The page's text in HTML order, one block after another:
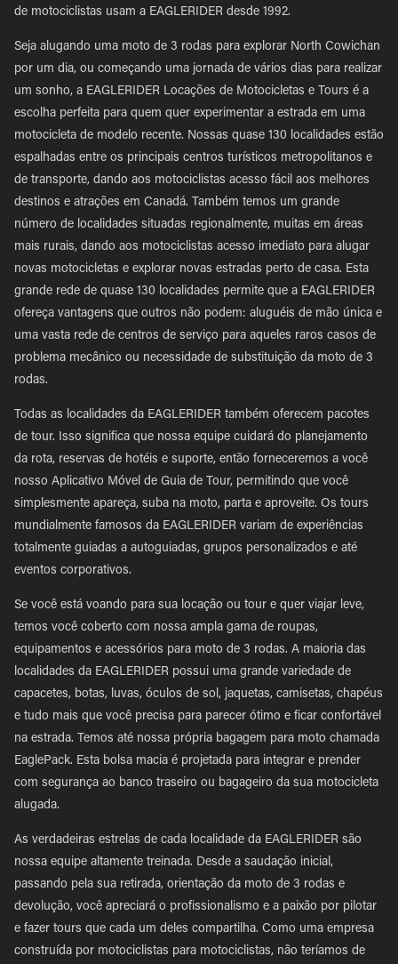
de motociclistas usam a EAGLERIDER desde 1992.
Seja alugando uma moto de 3 rodas para explorar North Cowichan
por um dia, ou começando uma jornada de vários dias para realizar
um sonho, a EAGLERIDER Locações de Motocicletas e Tours é a
escolha perfeita para quem quer experimentar a estrada em uma
motocicleta de modelo recente. Nossas quase 130 localidades estão
espalhadas entre os principais centros turísticos metropolitanos e
de transporte, dando aos motociclistas acesso fácil aos melhores
destinos e atrações em Canadá. Também temos um grande
número de localidades situadas regionalmente, muitas em áreas
mais rurais, dando aos motociclistas acesso imediato para alugar
novas motocicletas e explorar novas estradas perto de casa. Esta
grande rede de quase 130 localidades permite que a EAGLERIDER
ofereça vantagens que outros não podem: aluguéis de mão única e
uma vasta rede de centros de serviço para aqueles raros casos de
problema mecânico ou necessidade de substituição da moto de 3
rodas.
Todas as localidades da EAGLERIDER também oferecem pacotes
de tour. Isso significa que nossa equipe cuidará do planejamento
da rota, reservas de hotéis e suporte, então forneceremos a você
nosso Aplicativo Móvel de Guia de Tour, permitindo que você
simplesmente apareça, suba na moto, parta e aproveite. Os tours
mundialmente famosos da EAGLERIDER variam de experiências
totalmente guiadas a autoguiadas, grupos personalizados e até
eventos corporativos.
Se você está voando para sua locação ou tour e quer viajar leve,
temos você coberto com nossa ampla gama de roupas,
equipamentos e acessórios para moto de 3 rodas. A maioria das
localidades da EAGLERIDER possui uma grande variedade de
capacetes, botas, luvas, óculos de sol, jaquetas, camisetas, chapéus
e tudo mais que você precisa para parecer ótimo e ficar confortável
na estrada. Temos até nossa própria bagagem para moto chamada
EaglePack. Esta bolsa macia é projetada para integrar e prender
com segurança ao banco traseiro ou bagageiro da sua motocicleta
alugada.
As verdadeiras estrelas de cada localidade da EAGLERIDER são
nossa equipe altamente treinada. Desde a saudação inicial,
passando pela sua retirada, orientação da moto de 3 rodas e
devolução, você apreciará o profissionalismo e a paixão por pilotar
e fazer tours que cada um deles compartilha. Como uma empresa
construída por motociclistas para motociclistas, não teríamos de